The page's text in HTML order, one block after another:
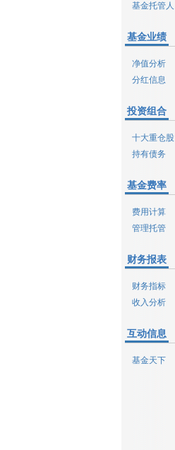
基金托管人
基金业绩
净值分析
分红信息
投资组合
十大重仓股
持有债务
基金费率
费用计算
管理托管
财务报表
财务指标
收入分析
互动信息
基金天下